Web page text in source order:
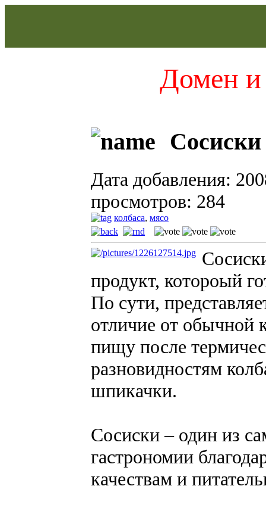
Домен и
Сосиски
Дата добавления:
просмотров: 284
колбаса, мясо
продукт, котороый
По сути,
отличие от обычной
пищу после
разновидностям
шпикачки.
Сосиски – один из
гастрономии
качествам и